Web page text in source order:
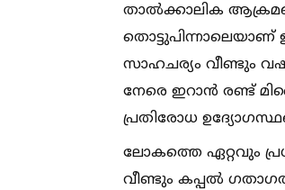
താല്‍ക്കാലിക
തൊട്ടുപിന്നാലെയാണ്
സാഹചര്യം വീണ്ടും
നേരെ ഇറാൻ രണ്ട്
പ്രതിരോധ
ലോകത്തെ ഏറ്റവും
വീണ്ടും കപ്പല്‍